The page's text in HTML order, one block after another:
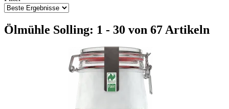
Ölmühle Solling: 1 - 30 von 67 Artikeln